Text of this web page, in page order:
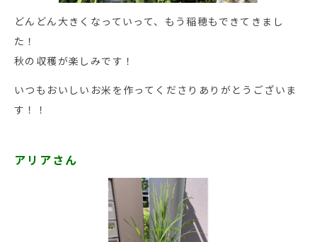
どんどん大きくなっていって、もう稲穂もできてきまし
た！
秋の収穫が楽しみです！
いつもおいしいお米を作ってくださりありがとうございま
す！！
アリアさん